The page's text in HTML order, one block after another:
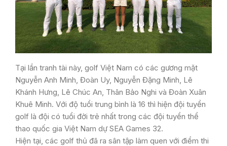
Tại lần tranh tài này, golf Việt Nam có các gương mặt
Nguyễn Anh Minh, Đoàn Uy, Nguyễn Đặng Minh, Lê
Khánh Hưng, Lê Chúc An, Thân Bảo Nghi và Đoàn Xuân
Khuê Minh. Với độ tuổi trung bình là 16 thì hiện đội tuyển
golf là đội có tuổi đời trẻ nhất trong các đội tuyển thể
thao quốc gia Việt Nam dự SEA Games 32.
Hiện tại, các golf thủ đã ra sân tập làm quen với điểm thi